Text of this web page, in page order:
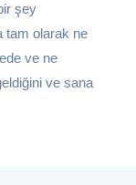
şey
tam olarak ne
ve ne
ve sana